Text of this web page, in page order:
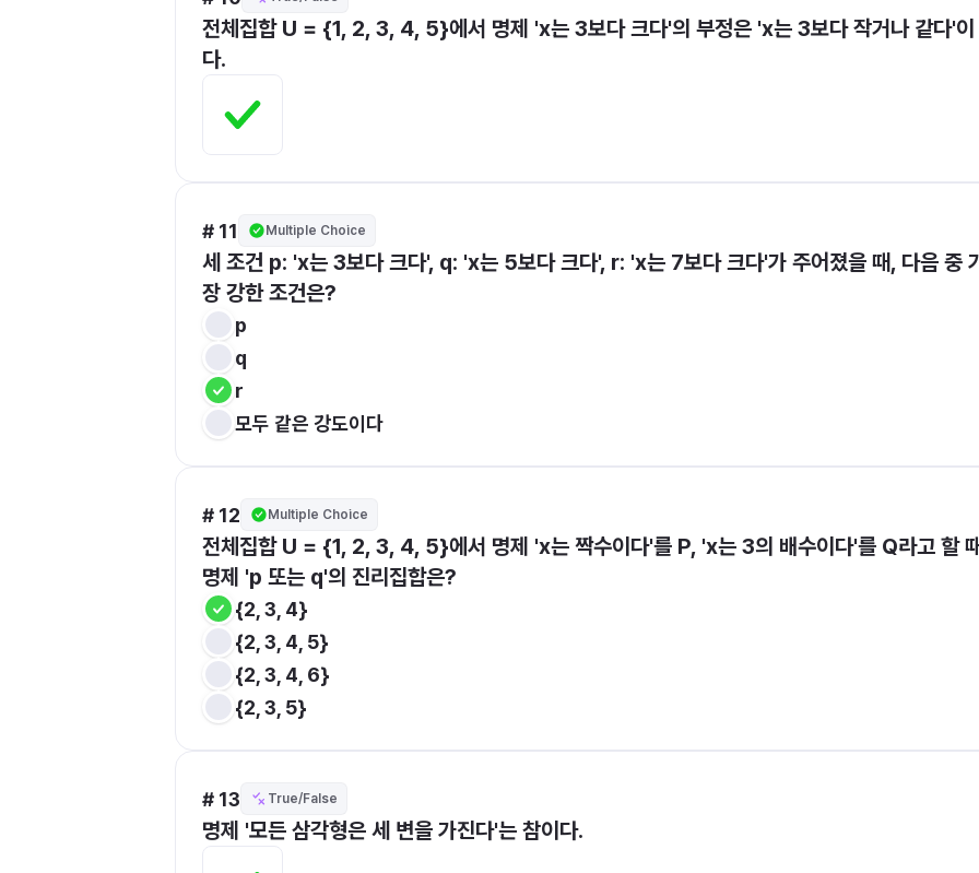
전체집합 U = {1, 2, 3, 4, 5}에서 명제 'x는 3보다 크다'의 부정은 'x는 3보다 작거나 같다'이
다.
# 11 Multiple Choice
세 조건 p: 'x는 3보다 크다', q: 'x는 5보다 크다', r: 'x는 7보다 크다'가 주어졌을 때, 다음 중
장 강한 조건은?
p
q
r
모두 같은 강도이다
# 12 Multiple Choice
전체집합 U = {1, 2, 3, 4, 5}에서 명제 'x는 짝수이다'를 P, 'x는 3의 배수이다'를 Q라고 할
명제 'p 또는 q'의 진리집합은?
{2, 3, 4}
{2, 3, 4, 5}
{2, 3, 4, 6}
{2, 3, 5}
# 13 True/False
명제 '모든 삼각형은 세 변을 가진다'는 참이다.